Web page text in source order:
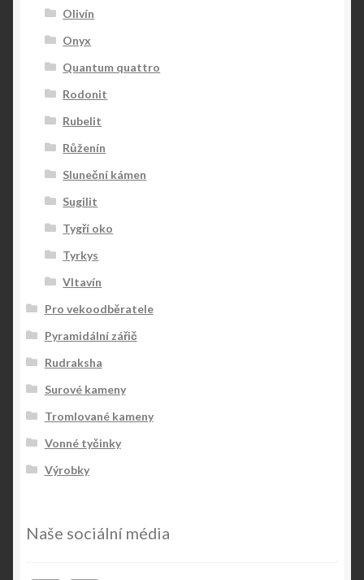
Olivín
Onyx
Quantum quattro
Rodonit
Rubelit
Růženín
Sluneční kámen
Sugilit
Tygří oko
Tyrkys
Vltavín
Pro vekoodběratele
Pyramidální zářič
Rudraksha
Surové kameny
Tromlované kameny
Vonné tyčinky
Výrobky
Naše sociální média